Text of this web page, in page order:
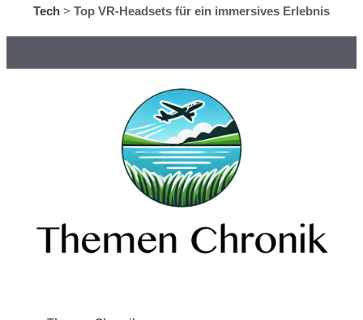
Tech > Top VR-Headsets für ein immersives Erlebnis